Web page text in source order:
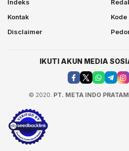
Indeks
Kontak
Kode
Disclaimer
IKUTI AKUN MEDIA
© 2020. PT. META INDO